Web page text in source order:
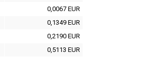
0,0067 EUR
0,1349 EUR
0,2190 EUR
0,5113 EUR